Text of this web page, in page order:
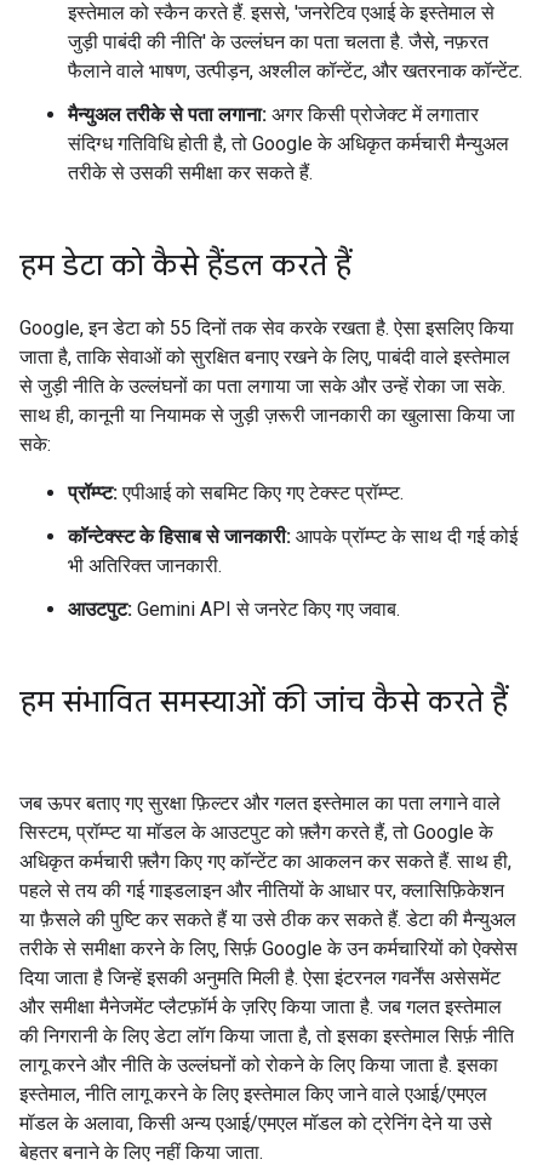
इस्तेमाल को स्कैन करते हैं. इससे, 'जनरेटिव एआई के इस्तेमाल से
जुड़ी पाबंदी की नीति' के उल्लंघन का पता चलता है. जैसे, नफ़रत
फैलाने वाले भाषण, उत्पीड़न, अश्लील कॉन्टेंट, और खतरनाक कॉन्टेंट.
मैन्युअल तरीके से पता लगाना: अगर किसी प्रोजेक्ट में लगातार
संदिग्ध गतिविधि होती है, तो Google के अधिकृत कर्मचारी मैन्युअल
तरीके से उसकी समीक्षा कर सकते हैं.
हम डेटा को कैसे हैंडल करते हैं
Google, इन डेटा को 55 दिनों तक सेव करके रखता है. ऐसा इसलिए किया
जाता है, ताकि सेवाओं को सुरक्षित बनाए रखने के लिए, पाबंदी वाले इस्तेमाल
से जुड़ी नीति के उल्लंघनों का पता लगाया जा सके और उन्हें रोका जा सके.
साथ ही, कानूनी या नियामक से जुड़ी ज़रूरी जानकारी का खुलासा किया जा
सके:
प्रॉम्प्ट:एपीआई को सबमिट किए गए टेक्स्ट प्रॉम्प्ट.
कॉन्टेक्स्ट के हिसाब से जानकारी: आपके प्रॉम्प्ट के साथ दी गई कोई
भी अतिरिक्त जानकारी.
आउटपुट: Gemini API से जनरेट किए गए जवाब.
हम संभावित समस्याओं की जांच कैसे करते हैं
जब ऊपर बताए गए सुरक्षा फ़िल्टर और गलत इस्तेमाल का पता लगाने वाले
सिस्टम, प्रॉम्प्ट या मॉडल के आउटपुट को फ़्लैग करते हैं, तो Google के
अधिकृत कर्मचारी फ़्लैग किए गए कॉन्टेंट का आकलन कर सकते हैं. साथ ही,
पहले से तय की गई गाइडलाइन और नीतियों के आधार पर, क्लासिफ़िकेशन
या फ़ैसले की पुष्टि कर सकते हैं या उसे ठीक कर सकते हैं. डेटा की मैन्युअल
तरीके से समीक्षा करने के लिए, सिर्फ़ Google के उन कर्मचारियों को ऐक्सेस
दिया जाता है जिन्हें इसकी अनुमति मिली है. ऐसा इंटरनल गवर्नेंस असेसमेंट
और समीक्षा मैनेजमेंट प्लैटफ़ॉर्म के ज़रिए किया जाता है. जब गलत इस्तेमाल
की निगरानी के लिए डेटा लॉग किया जाता है, तो इसका इस्तेमाल सिर्फ़ नीति
लागू करने और नीति के उल्लंघनों को रोकने के लिए किया जाता है. इसका
इस्तेमाल, नीति लागू करने के लिए इस्तेमाल किए जाने वाले एआई/एमएल
मॉडल के अलावा, किसी अन्य एआई/एमएल मॉडल को ट्रेनिंग देने या उसे
बेहतर बनाने के लिए नहीं किया जाता.